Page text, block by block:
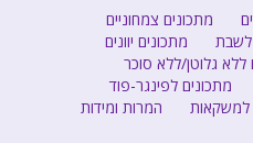
מתכונים צמחוניים
לשבת
מתכונים יוונים
ללא גלוטן/ללא סוכר
מתכונים לפינגר-פוד
למשקאות המרות ומידות